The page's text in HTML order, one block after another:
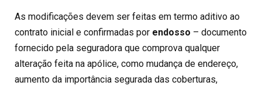
As modificações devem ser feitas em termo aditivo ao
contrato inicial e confirmadas por endosso – documento
fornecido pela seguradora que comprova qualquer
alteração feita na apólice, como mudança de endereço,
aumento da importância segurada das coberturas,